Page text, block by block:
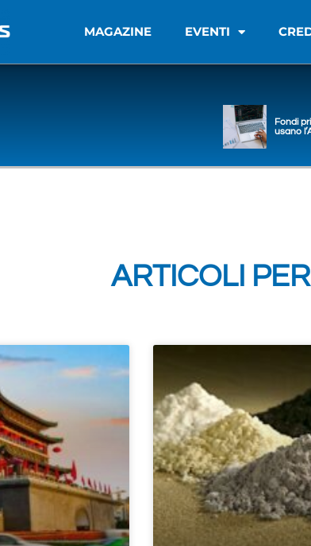
MAGAZINE EVENTI
Fondi
usano
ARTICOLI